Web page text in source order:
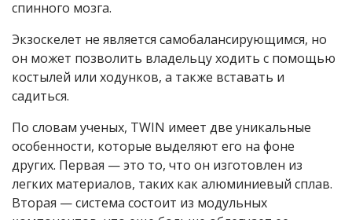
спинного мозга.
Экзоскелет не является самобалансирующимся, но
он может позволить владельцу ходить с помощью
костылей или ходунков, а также вставать и
садиться.
По словам ученых, TWIN имеет две уникальные
особенности, которые выделяют его на фоне
других. Первая — это то, что он изготовлен из
легких материалов, таких как алюминиевый сплав.
Вторая — система состоит из модульных